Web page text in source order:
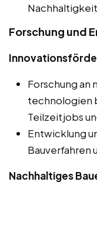
Forschung und
Forschung an
technologien
Teilzeitjobs
Entwicklung
Bauverfahren
Nachhaltiges